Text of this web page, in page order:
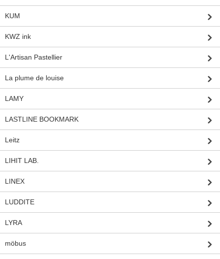
KUM
KWZ ink
L'Artisan Pastellier
La plume de louise
LAMY
LASTLINE BOOKMARK
Leitz
LIHIT LAB.
LINEX
LUDDITE
LYRA
möbus